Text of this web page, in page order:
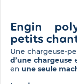
Engin
petits
Une chargeuse-
d’une chargeuse
en une seule